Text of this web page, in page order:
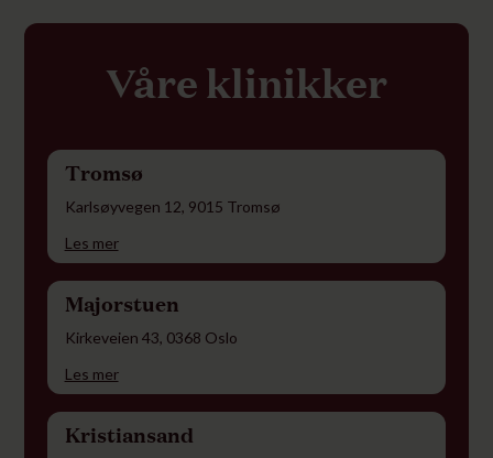
Våre klinikker
Tromsø
Karlsøyvegen 12, 9015 Tromsø
Les mer
Majorstuen
Kirkeveien 43, 0368 Oslo
Les mer
Kristiansand